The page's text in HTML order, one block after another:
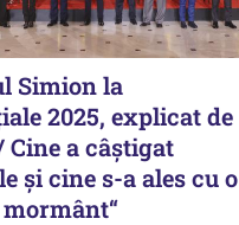
Simion la
2025, explicat de
Cine a câștigat
și cine s-a ales cu o
mormânt“